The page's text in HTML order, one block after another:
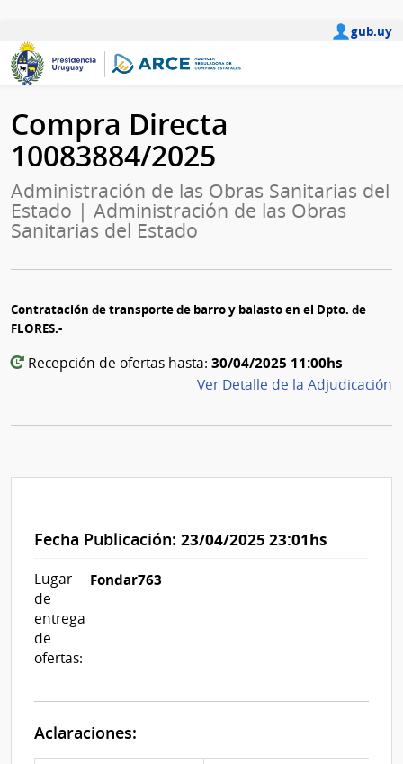
gub.uy
Compra Directa
10083884/2025
Administración de las Obras Sanitarias del
Estado | Administración de las Obras
Sanitarias del Estado
Contratación de transporte de barro y balasto en el Dpto. de
FLORES.-
Recepción de ofertas hasta: 30/04/2025 11:00hs
Ver Detalle de la Adjudicación
Fecha Publicación: 23/04/2025 23:01hs
Lugar
de
entrega
de
ofertas:
Fondar763
Aclaraciones: